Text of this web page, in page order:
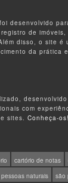
desenvolvido
de
disso, o site é
da prática
com
sites.Conheça-os!
cartório de notas
naturais são